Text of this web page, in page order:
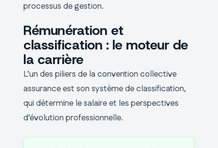
processus de gestion.
Rémunération et
classification : le moteur de
la carrière
L’un des piliers de la convention collective
assurance est son système de classification,
qui détermine le salaire et les perspectives
d’évolution professionnelle.